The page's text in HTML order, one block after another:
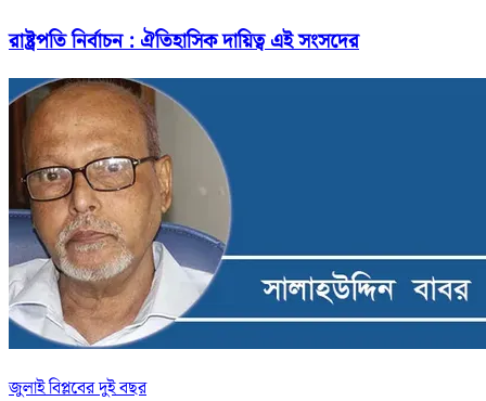
রাষ্ট্রপতি নির্বাচন : ঐতিহাসিক দায়িত্ব এই সংসদের
জুলাই বিপ্লবের দুই বছর